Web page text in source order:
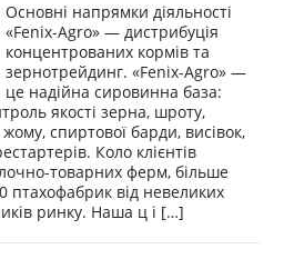
Основні напрямки діяльності
«Fenix-Agro» — дистрибуція
концентрованих кормів та
зернотрейдинг. «Fenix-Agrо» —
це надійна сировинна база:
якості зерна, шроту,
спиртової барди, висівок,
Коло клієнтів
товарних ферм, більше
птахофабрик від невеликих
ринку. Наша ц і […]